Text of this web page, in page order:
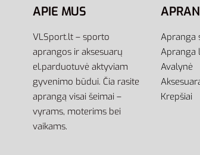
APIE MUS
VLSport.lt – sporto
aprangos ir aksesuarų
el.parduotuvė aktyviam
gyvenimo būdui. Čia rasite
aprangą visai šeimai –
vyrams, moterims bei
vaikams.
Apranga
Apranga
Avalynė
Krepšiai